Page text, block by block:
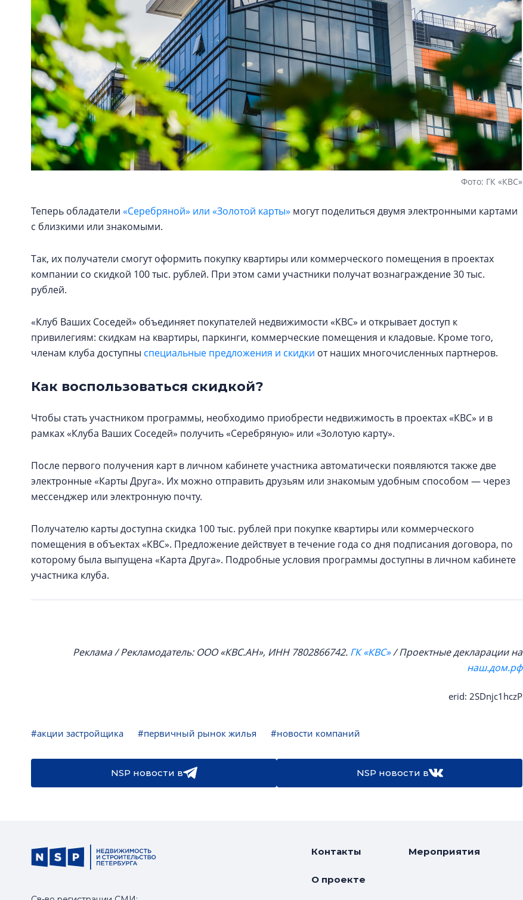
Фото: ГК «КВС»
Теперь обладатели «Серебряной» или «Золотой карты» могут поделиться двумя электронными картами
с близкими или знакомыми.
Так, их получатели смогут оформить покупку квартиры или коммерческого помещения в проектах
компании со скидкой 100 тыс. рублей. При этом сами участники получат вознаграждение 30 тыс.
рублей.
«Клуб Ваших Соседей» объединяет покупателей недвижимости «КВС» и открывает доступ к
привилегиям: скидкам на квартиры, паркинги, коммерческие помещения и кладовые. Кроме того,
членам клуба доступны специальные предложения и скидки от наших многочисленных партнеров.
Как воспользоваться скидкой?
Чтобы стать участником программы, необходимо приобрести недвижимость в проектах «КВС» и в
рамках «Клуба Ваших Соседей» получить «Серебряную» или «Золотую карту».
После первого получения карт в личном кабинете участника автоматически появляются также две
электронные «Карты Друга». Их можно отправить друзьям или знакомым удобным способом — через
мессенджер или электронную почту.
Получателю карты доступна скидка 100 тыс. рублей при покупке квартиры или коммерческого
помещения в объектах «КВС». Предложение действует в течение года со дня подписания договора, по
которому была выпущена «Карта Друга». Подробные условия программы доступны в личном кабинете
участника клуба.
Реклама / Рекламодатель: ООО «КВС.АН», ИНН 7802866742. ГК «КВС»/ Проектные декларации на
наш.дом.рф
erid: 2SDnjc1hczP
#акции застройщика #первичный рынок жилья #новости компаний
NSP новости в NSP новости в
Контакты
О проекте
Мероприятия